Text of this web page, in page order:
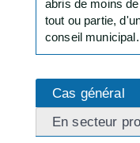
abris de moins
tout ou partie,
conseil municipal.
Cas général
En secteur